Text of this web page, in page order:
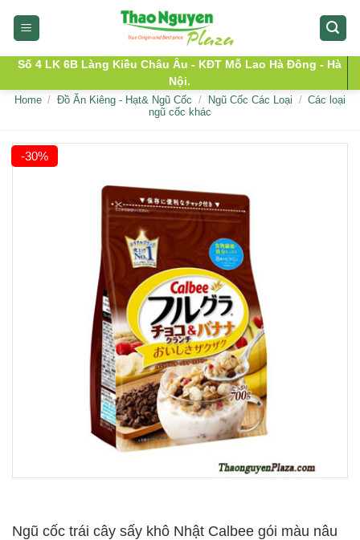
Số 4 LK 6B Làng Kiều Châu Âu - KĐT Mỗ Lao Hà Đông - Hà
Nội.
Home / Đồ Ăn Kiêng - Hạt& Ngũ Cốc / Ngũ Cốc Các Loại / Các loại
ngũ cốc khác
-30%
Ngũ cốc trái cây sấy khô Nhật Calbee gói màu nâu